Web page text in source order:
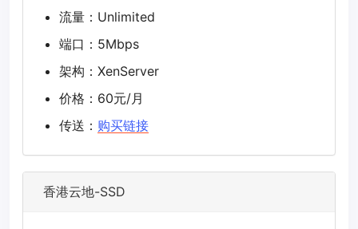
流量：Unlimited
端口：5Mbps
架构：XenServer
价格：60元/月
传送： 购买链接
香港云地-SSD